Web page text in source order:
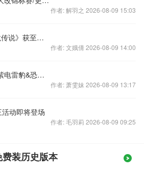
作者: 解羽之 2026-08-09 15:03
2013百款手游PK 《魔龙传说》获至高奖项
作者: 文娥倩 2026-08-09 14:00
《神域之光》坐骑曝光 紫电雷豹&恐怖迅龙
作者: 萧雯妹 2026-08-09 13:17
活动即将登场
作者: 毛羽莉 2026-08-09 09:25
装历史版本